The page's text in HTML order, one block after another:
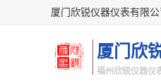
厦门欣
福州欣锐仪器仪